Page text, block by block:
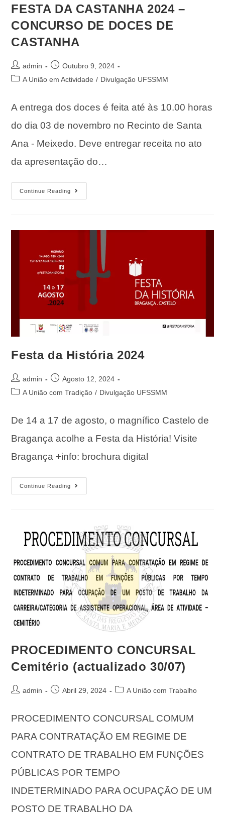
FESTA DA CASTANHA 2024 –
CONCURSO DE DOCES DE
CASTANHA
admin
Outubro 9, 2024
A União em Actividade / Divulgação UFSSMM
A entrega dos doces é feita até às 10.00 horas
do dia 03 de novembro no Recinto de Santa
Ana - Meixedo. Deve entregar receita no ato
da apresentação do…
Continue Reading
Festa da História 2024
admin
Agosto 12, 2024
A União com Tradição / Divulgação UFSSMM
De 14 a 17 de agosto, o magnífico Castelo de
Bragança acolhe a Festa da História! Visite
Bragança +info: brochura digital
Continue Reading
PROCEDIMENTO CONCURSAL
Cemitério (actualizado 30/07)
admin Abril 29, 2024 A União com Trabalho
PROCEDIMENTO CONCURSAL COMUM
PARA CONTRATAÇÃO EM REGIME DE
CONTRATO DE TRABALHO EM FUNÇÕES
PÚBLICAS POR TEMPO
INDETERMINADO PARA OCUPAÇÃO DE UM
POSTO DE TRABALHO DA